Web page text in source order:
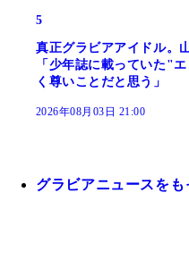
5
真正グラビアアイドル。
「少年誌に載っていた"
く尊いことだと思う」
2026年08月03日 21:00
グラビアニュースをも